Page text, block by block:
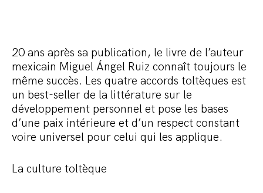
20 ans après sa publication, le livre de l’auteur
mexicain Miguel Ángel Ruiz connaît toujours le
même succès. Les quatre accords toltèques est
un best-seller de la littérature sur le
développement personnel et pose les bases
d’une paix intérieure et d’un respect constant
voire universel pour celui qui les applique.
La culture toltèque
Commander le pack